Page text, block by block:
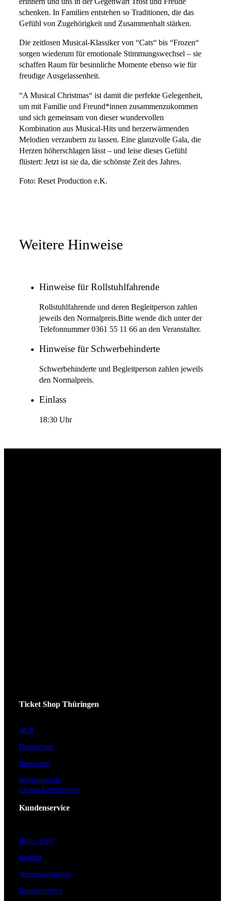
schenken. In Familien entstehen so Traditionen, die das
Gefühl von Zugehörigkeit und Zusammenhalt stärken.
Die zeitlosen Musical-Klassiker von “Cats“ bis “Frozen“
sorgen wiederum für emotionale Stimmungswechsel – sie
schaffen Raum für besinnliche Momente ebenso wie für
freudige Ausgelassenheit.
“A Musical Christmas“ ist damit die perfekte Gelegenheit,
um mit Familie und Freund*innen zusammenzukommen
und sich gemeinsam von dieser wundervollen
Kombination aus Musical-Hits und herzerwärmenden
Melodien verzaubern zu lassen. Eine glanzvolle Gala, die
Herzen höherschlagen lässt – und leise dieses Gefühl
flüstert: Jetzt ist sie da, die schönste Zeit des Jahres.
Foto: Reset Production e.K.
Weitere Hinweise
Hinweise für Rollstuhlfahrende
Rollstuhlfahrende und deren Begleitperson zahlen
jeweils den Normalpreis.Bitte wende dich unter der
Telefonnummer 0361 55 11 66 an den Veranstalter.
Hinweise für Schwerbehinderte
Schwerbehinderte und Begleitperson zahlen jeweils
den Normalpreis.
Einlass
18:30 Uhr
Ticket Shop Thüringen
AGB
Datenschutz
Impressum
Widerrufsrecht
Cookie-Einstellungen
Kundenservice
Hilfe / FAQ
Kontakt
Vorverkaufsstellen
Barrierefreiheit